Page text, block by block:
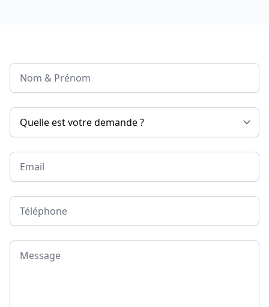
Nom & Prénom
Email
Téléphone
Message